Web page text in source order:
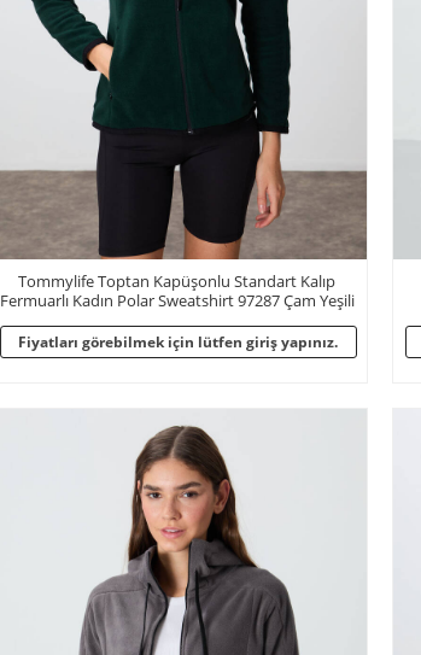
Tommylife Toptan Kapüşonlu Standart Kalıp
Fermuarlı Kadın Polar Sweatshirt 97287 Çam Yeşili
Fiyatları görebilmek için lütfen giriş yapınız.